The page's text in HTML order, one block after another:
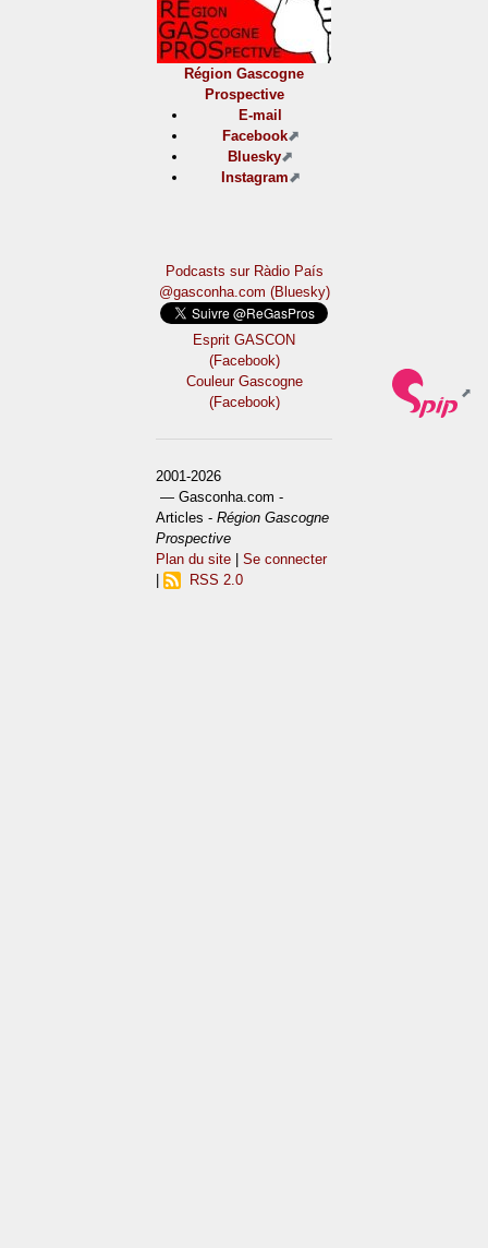
Région Gascogne
Prospective
E-mail
Facebook
Bluesky
Instagram
Podcasts sur Ràdio País
@gasconha.com (Bluesky)
Esprit GASCON
(Facebook)
Couleur Gascogne
(Facebook)
2001-2026
— Gasconha.com -
Articles -Région Gascogne
Prospective
Plan du site |Se connecter
|
RSS 2.0